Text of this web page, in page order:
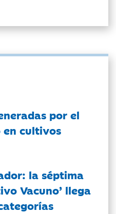
por el
cultivos
la séptima
Vacuno’ llega